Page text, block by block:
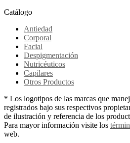
Catálogo
Antiedad
Corporal
Facial
Despigmentación
Nutricéuticos
Capilares
Otros Productos
* Los logotipos de las marcas que
registrados bajo sus respectivos
de ilustración y referencia de los
Para mayor información visite los
web.